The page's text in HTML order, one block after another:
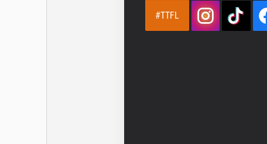
#TTFL